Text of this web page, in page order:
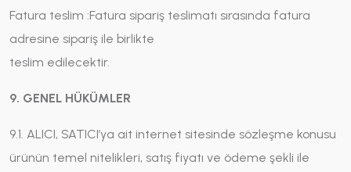
Fatura teslim :Fatura sipariş teslimatı sırasında fatura
adresine sipariş ile birlikte
teslim edilecektir.
9. GENEL HÜKÜMLER
9.1. ALICI, SATICI’ya ait internet sitesinde sözleşme konusu
ürünün temel nitelikleri, satış fiyatı ve ödeme şekli ile